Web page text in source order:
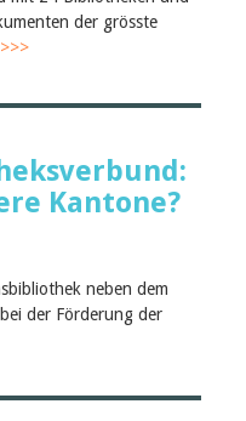
der grösste
>>>
Kantone?
neben dem
der Förderung der